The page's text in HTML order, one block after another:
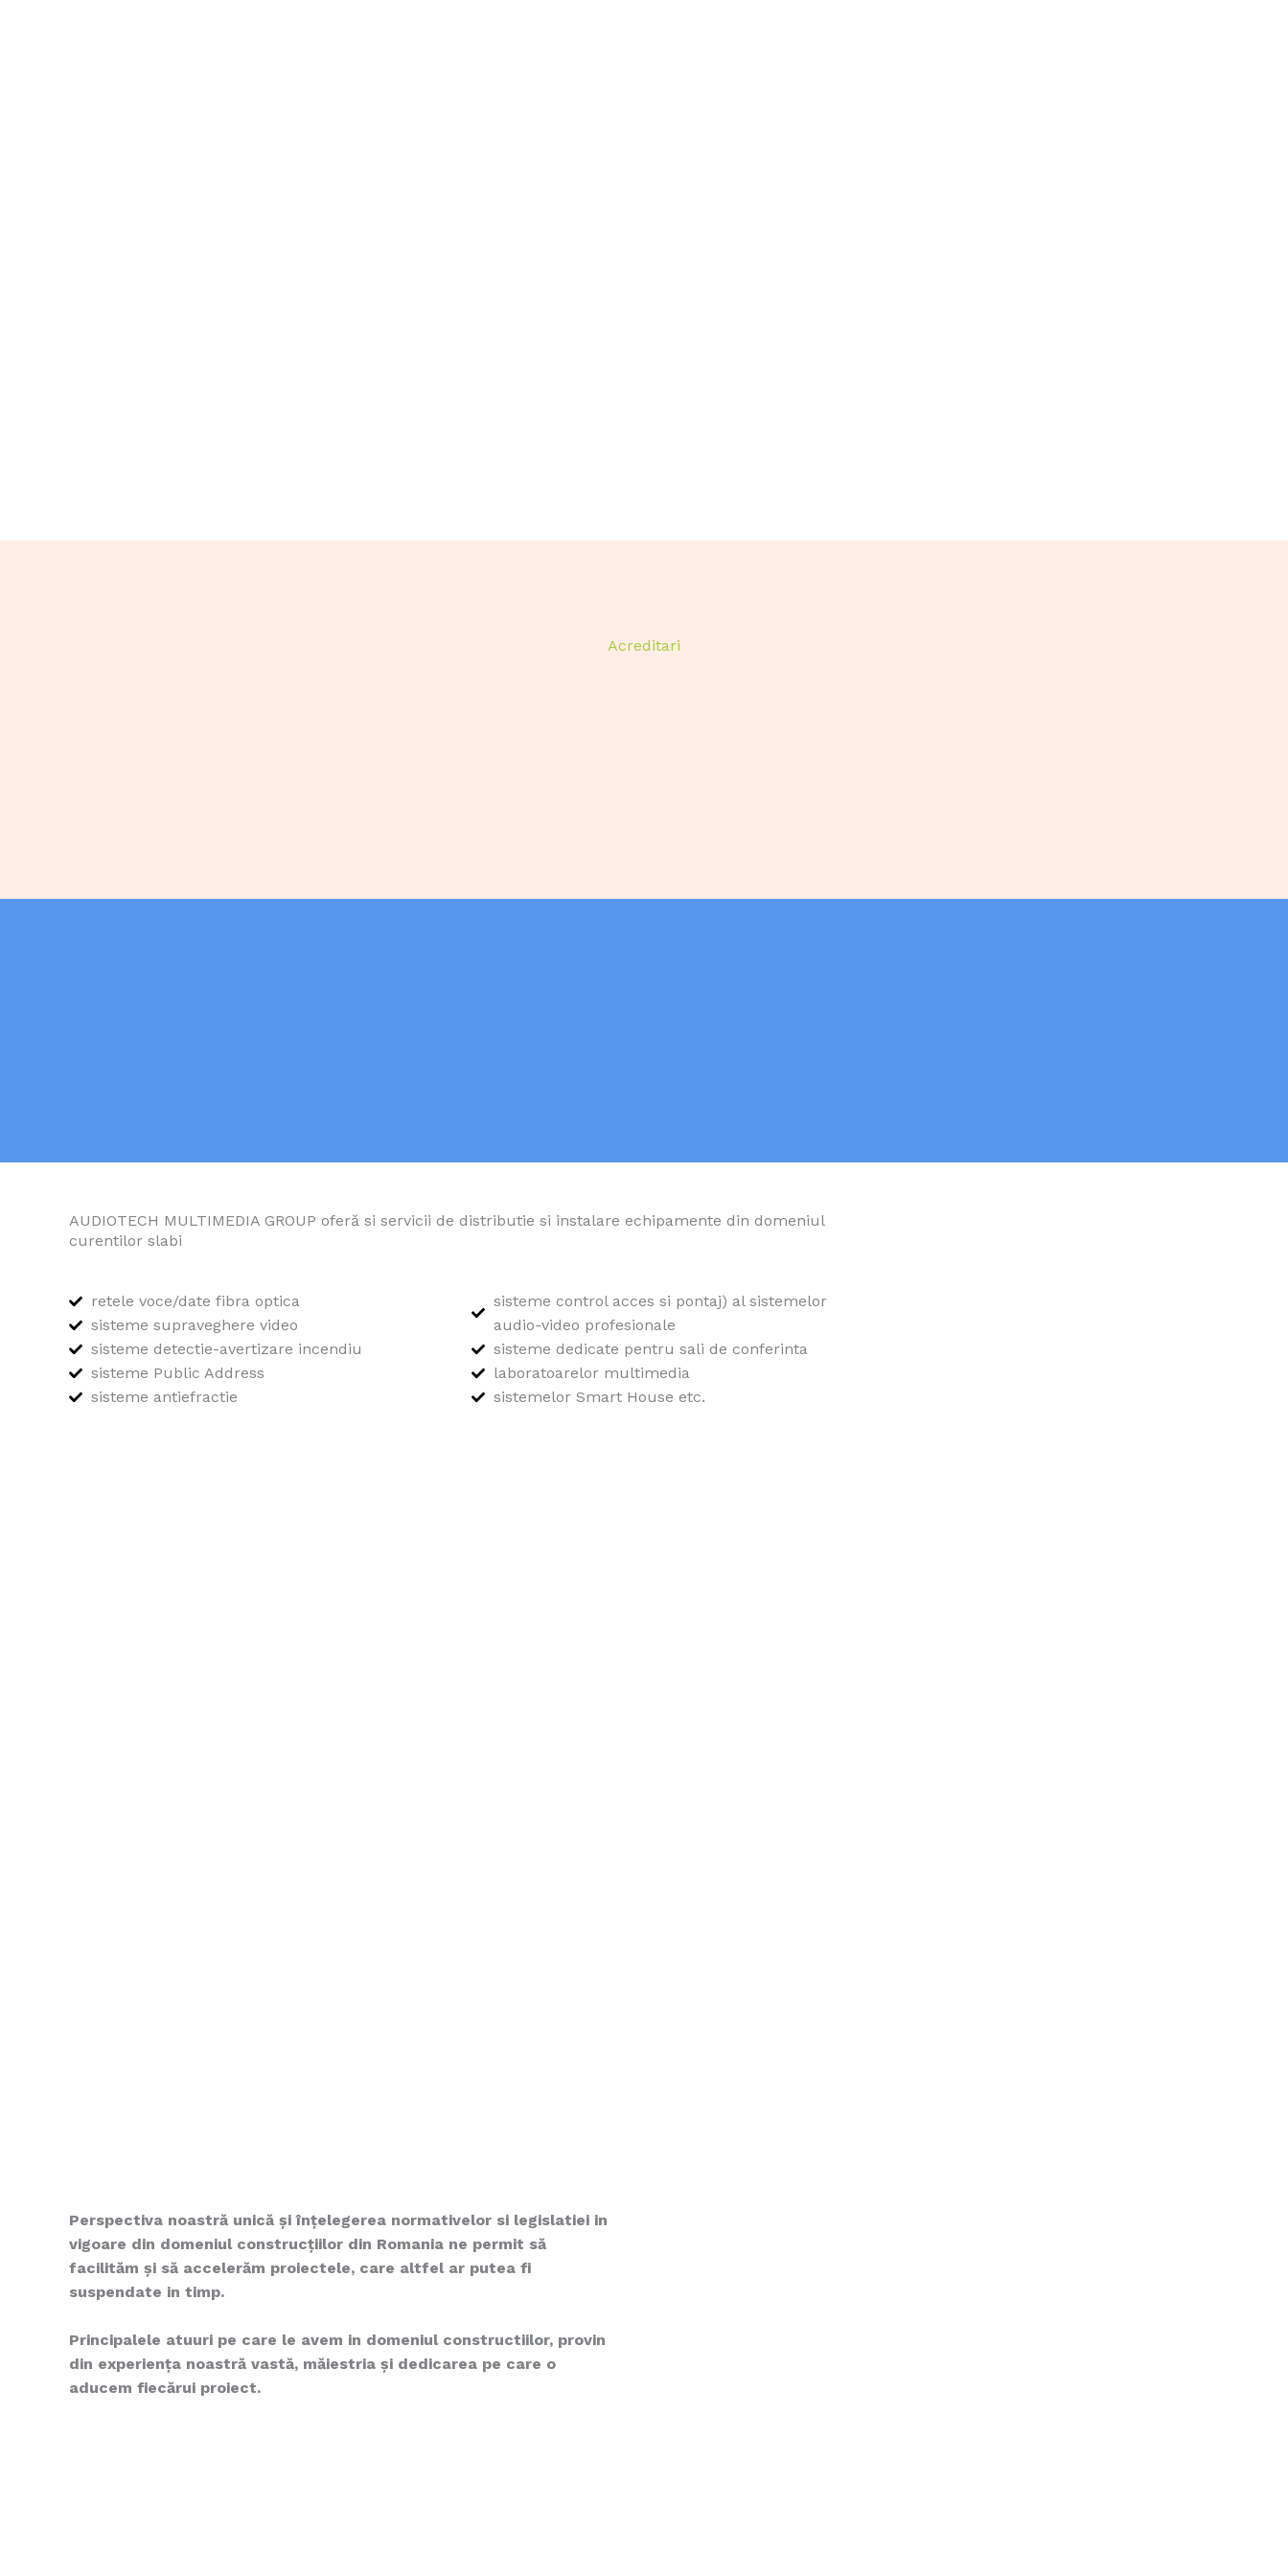
Acreditari
AUDIOTECH MULTIMEDIA GROUP oferă si servicii de distributie si instalare echipamente din domeniul
curentilor slabi
retele voce/date fibra optica
sisteme supraveghere video
sisteme detectie-avertizare incendiu
sisteme Public Address
sisteme antiefractie
sisteme control acces si pontaj) al sistemelor
audio-video profesionale
sisteme dedicate pentru sali de conferinta
laboratoarelor multimedia
sistemelor Smart House etc.
Perspectiva noastră unică și înțelegerea normativelor si legislatiei in
vigoare din domeniul construcțiilor din Romania ne permit să
facilităm și să accelerăm proiectele, care altfel ar putea fi
suspendate in timp.
Principalele atuuri pe care le avem in domeniul constructiilor, provin
din experiența noastră vastă, măiestria și dedicarea pe care o
aducem fiecărui proiect.